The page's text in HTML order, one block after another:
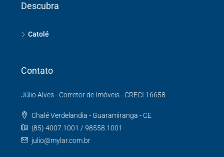
Descubra
Catolé
Contato
Júlio Alves - Corretor de Imóveis - CRECI 16658
Chalé Verdelandia - Guaramiranga - CE
(85) 4007.1001 / 98558.1001
julio@mylar.com.br